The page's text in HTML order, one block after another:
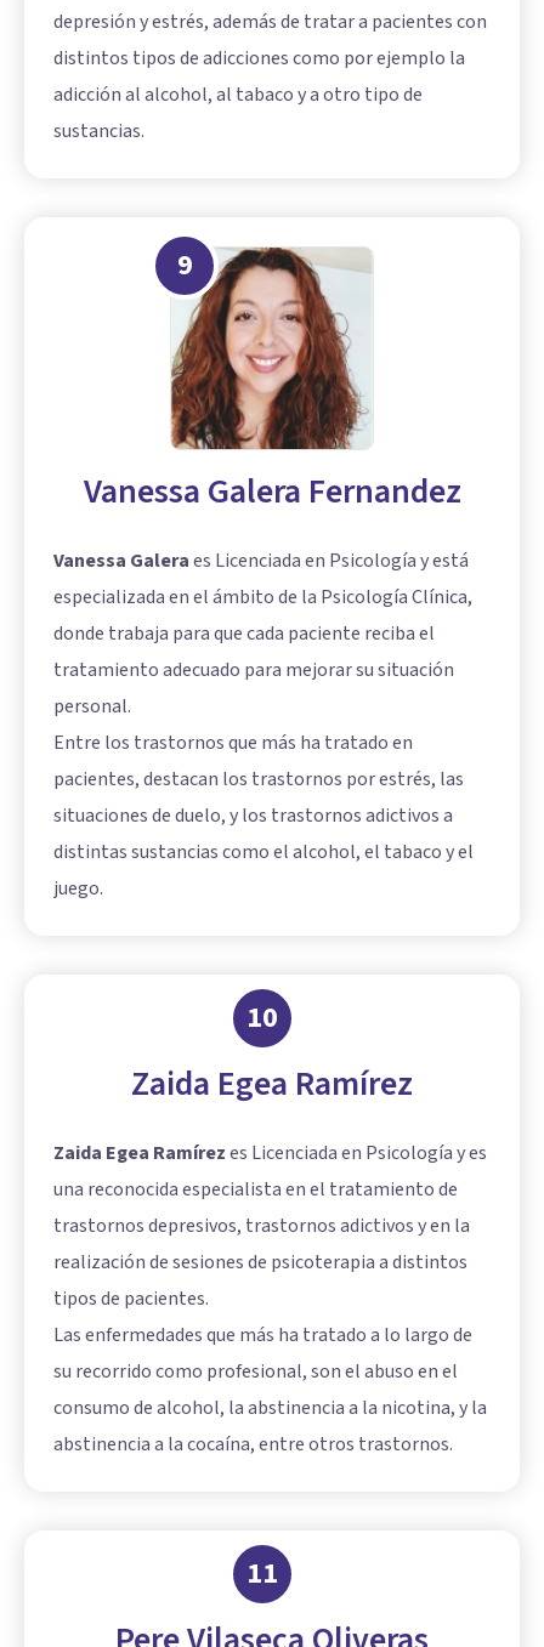
depresión y estrés, además de tratar a pacientes con
distintos tipos de adicciones como por ejemplo la
adicción al alcohol, al tabaco y a otro tipo de
sustancias.
9
Vanessa Galera Fernandez
Vanessa Galeraes Licenciada en Psicología y está
especializada en el ámbito de la Psicología Clínica,
donde trabaja para que cada paciente reciba el
tratamiento adecuado para mejorar su situación
personal.
Entre los trastornos que más ha tratado en
pacientes, destacan los trastornos por estrés, las
situaciones de duelo, y los trastornos adictivos a
distintas sustancias como el alcohol, el tabaco y el
juego.
10
Zaida Egea Ramírez
Zaida Egea Ramírezes Licenciada en Psicología y es
una reconocida especialista en el tratamiento de
trastornos depresivos, trastornos adictivos y en la
realización de sesiones de psicoterapia a distintos
tipos de pacientes.
Las enfermedades que más ha tratado a lo largo de
su recorrido como profesional, son el abuso en el
consumo de alcohol, la abstinencia a la nicotina, y la
abstinencia a la cocaína, entre otros trastornos.
11